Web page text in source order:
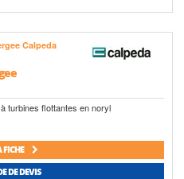
à turbines flottantes en noryl
FICHE
DE DEVIS